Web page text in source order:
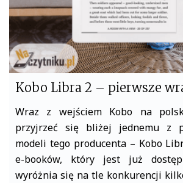
Kobo Libra 2 – pierwsze
Wraz z wejściem Kobo na
przyjrzeć się bliżej jednemu z
modeli tego producenta – Kobo
e-booków, który jest już
wyróżnia się na tle konkurencji